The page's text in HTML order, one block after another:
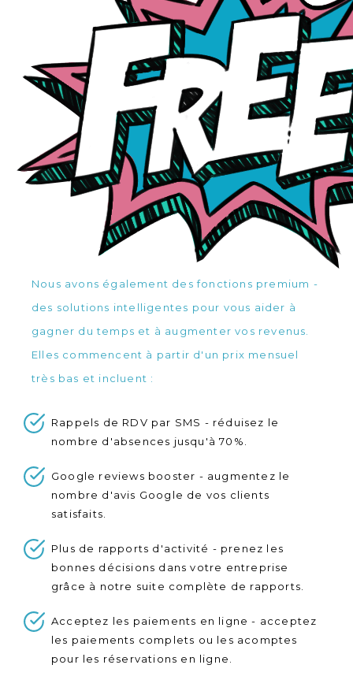
Nous avons également des fonctions premium -
des solutions intelligentes pour vous aider à
gagner du temps et à augmenter vos revenus.
Elles commencent à partir d'un prix mensuel
très bas et incluent :
Rappels de RDV par SMS - réduisez le
nombre d'absences jusqu'à 70%.
Google reviews booster - augmentez le
nombre d'avis Google de vos clients
satisfaits.
Plus de rapports d'activité - prenez les
bonnes décisions dans votre entreprise
grâce à notre suite complète de rapports.
Acceptez les paiements en ligne - acceptez
les paiements complets ou les acomptes
pour les réservations en ligne.